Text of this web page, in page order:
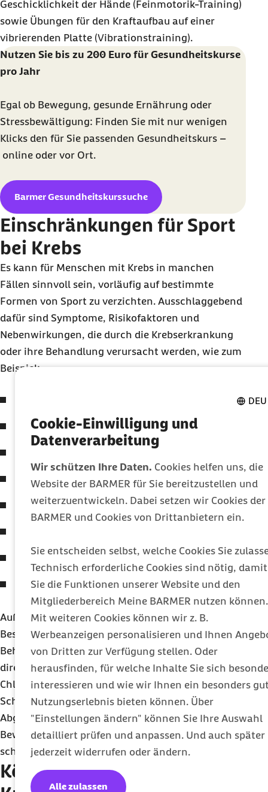
DEU
Cookie-Einwilligung und
Datenverarbeitung
Wir schützen Ihre Daten. Cookies helfen uns, die
Website der BARMER für Sie bereitzustellen und
weiterzuentwickeln. Dabei setzen wir Cookies der
BARMER und Cookies von Drittanbietern ein.
Sie entscheiden selbst, welche Cookies Sie
Technisch erforderliche Cookies sind nötig, damit
Sie die Funktionen unserer Website und den
Mitgliederbereich Meine BARMER nutzen können.
Mit weiteren Cookies können wir z. B.
Werbeanzeigen personalisieren und Ihnen
von Dritten zur Verfügung stellen. Oder
herausfinden, für welche Inhalte Sie sich
interessieren und wie wir Ihnen ein besonders
Nutzungserlebnis bieten können. Über
"Einstellungen ändern" können Sie Ihre Auswahl
detailliert prüfen und anpassen. Und auch später
jederzeit widerrufen oder ändern.
Alle zulassen
Geschicklichkeit der Hände (Feinmotorik-Training)
sowie Übungen für den Kraftaufbau auf einer
vibrierenden Platte (Vibrationstraining).
Nutzen Sie bis zu 200 Euro für Gesundheitskurse
pro Jahr
Egal ob Bewegung, gesunde Ernährung oder
Stressbewältigung: Finden Sie mit nur wenigen
Klicks den für Sie passenden Gesundheitskurs –
online oder vor Ort.
Barmer Gesundheitskurssuche
Einschränkungen für Sport
bei Krebs
Es kann für Menschen mit Krebs in manchen
Fällen sinnvoll sein, vorläufig auf bestimmte
Formen von Sport zu verzichten. Ausschlaggebend
dafür sind Symptome, Risikofaktoren und
Nebenwirkungen, die durch die Krebserkrankung
oder ihre Behandlung verursacht werden, wie zum
Beispiel:
Übelkeit und Erbrechen
hohe Gefahr für eine Infektion
Blutarmut (Anämie)
unmittelbar nach einer Operation
in manchen Fällen bei Diabetes mellitus und
Bluthochdruck
Außerdem sollten Patientinnen und Patienten
Besonderheiten beachten, die aus ihrer
Behandlung folgen. Beispielsweise sollte man sich
direkt nach der Strahlentherapie vor Salz- und
Chlorwasser sowie der Sonne schützen, daher ist
Schwimmen in diesem Fall nicht empfehlenswert.
Abgesehen von diesen Ausnahmen kann moderate
Bewegung Menschen mit Krebs in der Regel nicht
schaden.
Körperlicher Aufbau nach